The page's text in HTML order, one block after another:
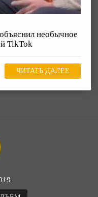
необычное
TikTok
ЧИТАТЬ ДАЛЕЕ